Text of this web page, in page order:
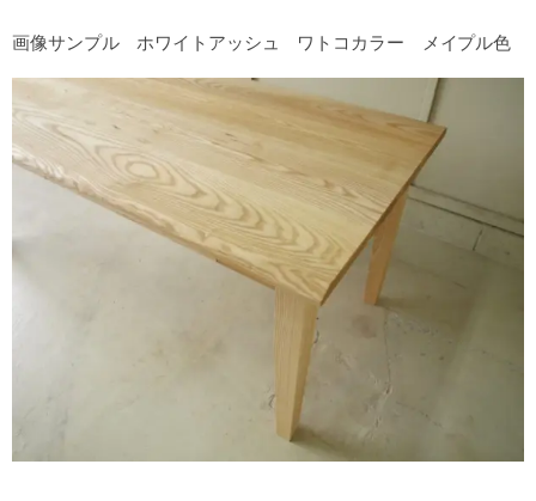
画像サンプル ホワイトアッシュ ワトコカラー メイプル色